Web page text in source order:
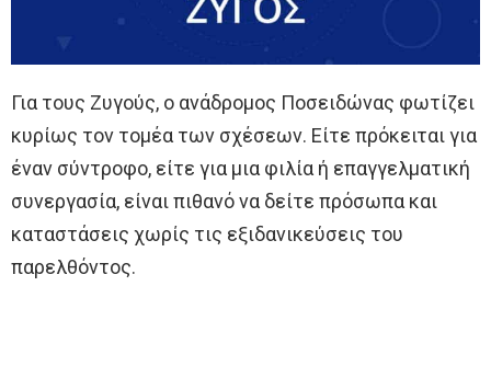
Για τους Ζυγούς, ο ανάδρομος Ποσειδώνας φωτίζει
κυρίως τον τομέα των σχέσεων. Είτε πρόκειται για
έναν σύντροφο, είτε για μια φιλία ή επαγγελματική
συνεργασία, είναι πιθανό να δείτε πρόσωπα και
καταστάσεις χωρίς τις εξιδανικεύσεις του
παρελθόντος.